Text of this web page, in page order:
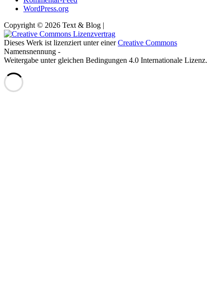
WordPress.org
Copyright © 2026 Text & Blog |
Dieses Werk ist lizenziert unter einerCreative Commons
Namensnennung -
Weitergabe unter gleichen Bedingungen 4.0 Internationale Lizenz.